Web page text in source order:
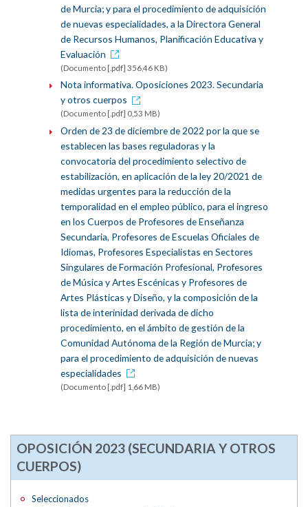
de Murcia; y para el procedimiento de adquisición
de nuevas especialidades, a la Directora General
de Recursos Humanos, Planificación Educativa y
Evaluación
(Documento [.pdf] 356,46 KB)
Nota informativa. Oposiciones 2023. Secundaria
y otros cuerpos
(Documento [.pdf] 0,53 MB)
Orden de 23 de diciembre de 2022 por la que se
establecen las bases reguladoras y la
convocatoria del procedimiento selectivo de
estabilización, en aplicación de la ley 20/2021 de
medidas urgentes para la reducción de la
temporalidad en el empleo público, para el ingreso
en los Cuerpos de Profesores de Enseñanza
Secundaria, Profesores de Escuelas Oficiales de
Idiomas, Profesores Especialistas en Sectores
Singulares de Formación Profesional, Profesores
de Música y Artes Escénicas y Profesores de
Artes Plásticas y Diseño, y la composición de la
lista de interinidad derivada de dicho
procedimiento, en el ámbito de gestión de la
Comunidad Autónoma de la Región de Murcia; y
para el procedimiento de adquisición de nuevas
especialidades
(Documento [.pdf] 1,66 MB)
OPOSICIÓN 2023 (SECUNDARIA Y OTROS
CUERPOS)
Seleccionados